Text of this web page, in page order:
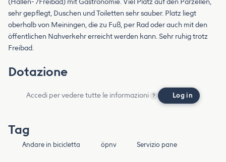
(Hallen- /Freibad) mit Gastronomie. Viel Platz auf den Parzellen,
sehr gepflegt, Duschen und Toiletten sehr sauber. Platz liegt
oberhalb von Meiningen, die zu Fuß, per Rad oder auch mit den
öffentlichen Nahverkehr erreicht werden kann. Sehr ruhig trotz
Freibad.
Dotazione
Accedi per vedere tutte le informazioni ? Log in
Tag
Andare in bicicletta öpnv Servizio pane